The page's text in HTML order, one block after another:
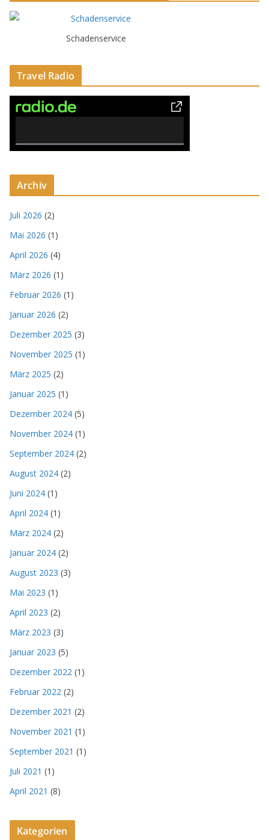
Schadenservice
Travel Radio
0% Complete
Archiv
Juli 2026 (2)
Mai 2026 (1)
April 2026 (4)
März 2026 (1)
Februar 2026 (1)
Januar 2026 (2)
Dezember 2025 (3)
November 2025 (1)
März 2025 (2)
Januar 2025 (1)
Dezember 2024 (5)
November 2024 (1)
September 2024 (2)
August 2024 (2)
Juni 2024 (1)
April 2024 (1)
März 2024 (2)
Januar 2024 (2)
August 2023 (3)
Mai 2023 (1)
April 2023 (2)
März 2023 (3)
Januar 2023 (5)
Dezember 2022 (1)
Februar 2022 (2)
Dezember 2021 (2)
November 2021 (1)
September 2021 (1)
Juli 2021 (1)
April 2021 (8)
Kategorien